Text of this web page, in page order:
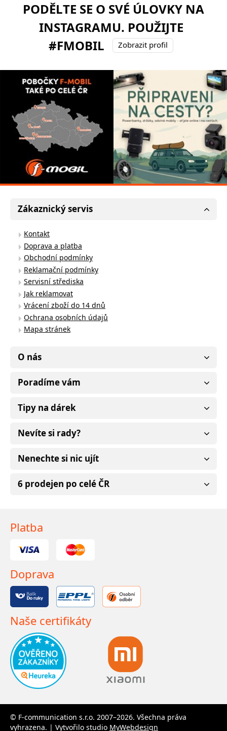
PODĚLTE SE O SVÉ ÚLOVKY NA
INSTAGRAMU. POUŽIJTE
#FMOBIL
Zobrazit profil
Zákaznický servis
Kontakt
Doprava a platba
Obchodní podmínky
Reklamační podmínky
Servisní střediska
Jak reklamovat
Vrácení zboží do 14 dnů
Ochrana osobních údajů
Mapa stránek
O nás
Poradíme vám
Tipy na dárek
Nevíte si rady?
Nenechte si nic ujít
6 prodejen po celé ČR
Platba
Doprava
Naše certifikáty
© F-communication s.r.o. 2007–2026. Všechna práva
vyhrazena. | Vytvořilo studio MyWebdesign